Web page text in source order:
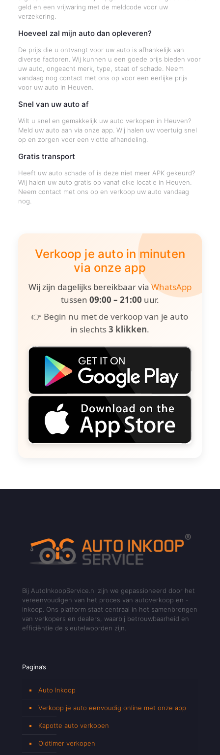
geld en een vrijwaring met de meldcode voor uw
verzekering.
Hoeveel zal mijn auto dan opleveren?
De prijs die u ontvangt voor uw auto is afhankelijk van
diverse factoren. Wij kunnen u een goede prijs bieden voor
uw auto, ongeacht merk, type, staat of schade. Neem
vandaag nog contact met ons op voor een eerlijke prijs
voor uw auto in Heuven.
Snel van uw auto af
Wilt u snel en gemakkelijk uw auto verkopen in Heuven?
Meld uw auto aan via onze app. Wij halen uw voertuig snel
op en zorgen voor een vlotte afhandeling.
Gratis transport
Heeft uw auto schade of is deze niet meer APK gekeurd?
Wij halen uw auto gratis op vanaf elke locatie in Heuven.
Neem contact met ons op en verkoop uw auto vandaag
nog.
Verkoop je auto in minuten
via onze app
Wij zijn dagelijks bereikbaar viaWhatsApp
tussen 09:00 – 21:00 uur.
👉 Begin nu met de verkoop van je auto
in slechts3 klikken.
Bij AutoInkoopService.nl zijn we gepassioneerd door het
vereenvoudigen van het proces van autoverkoop en -
inkoop. Ons platform staat centraal in het samenbrengen
van verkopers en dealers, waarbij betrouwbaarheid en
efficiëntie de sleutelwoorden zijn.
Pagina’s
Auto Inkoop
Verkoop je auto eenvoudig online met onze app
Kapotte auto verkopen
Oldtimer verkopen